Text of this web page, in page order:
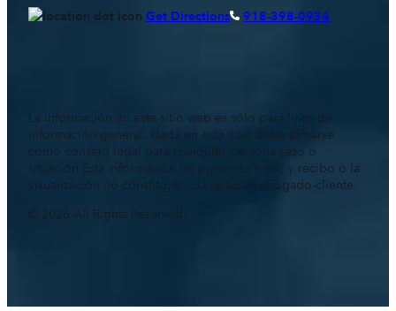
Get Directions 918-398-0934
La información en este sitio web es sólo para fines de
información general. Nada en este sitio debe tomarse
como consejo legal para cualquier persona caso o
situación Esta información no pretende crear, y recibo o la
visualización no constituye, una relación abogado-cliente.
© 2026 All Rights Reserved.